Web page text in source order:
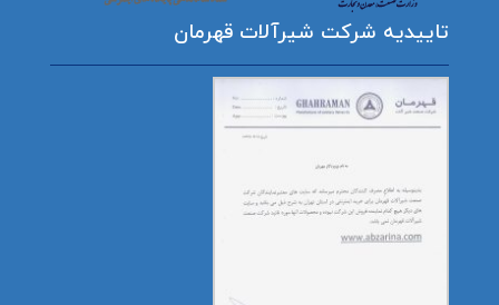
تاییدیه شرکت شیرآلات قهرمان